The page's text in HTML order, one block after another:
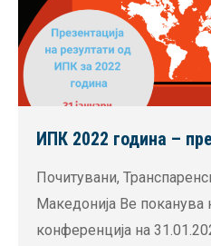
ИПК 2022 година –
Почитувани,
Македонија Ве поканува
конференција на